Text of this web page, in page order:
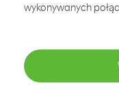
wykonywanych